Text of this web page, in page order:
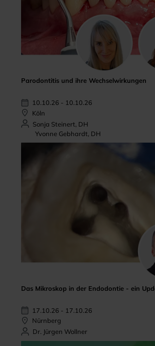
Parodontitis und ihre Wechselwirkungen
10.10.26 - 10.10.26
Köln
Sonja Steinert, DH
Yvonne Gebhardt, DH
Das Mikroskop in der Endodontie - ein
17.10.26 - 17.10.26
Nürnberg
Dr. Jürgen Wollner